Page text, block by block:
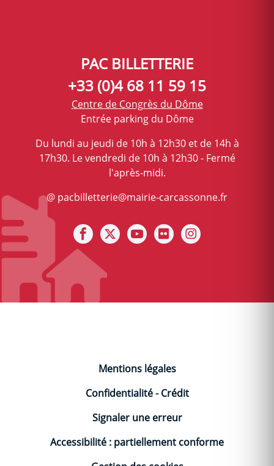
PAC BILLETTERIE
+33 (0)4 68 11 59 15
Centre de Congrès du Dôme
Entrée parking du Dôme
Du lundi au jeudi de 10h à 12h30 et de 14h à
17h30. Le vendredi de 10h à 12h30 - Fermé
l'après-midi.
@ pacbilletterie@mairie-carcassonne.fr
Notre facebook
Notre X (ex Twitter)
Notre Chaine youtube
Notre photothèque
Mentions légales
Confidentialité-Crédit
Signaler une erreur
Accessibilité : partiellement conforme